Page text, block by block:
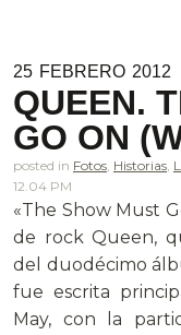
25 FEBRERO 2012
QUEEN.
GO ON
posted in Fotos, Historias,
12.04 PM
«The Show Must
de rock Queen,
del duodécimo
fue escrita
May, con la